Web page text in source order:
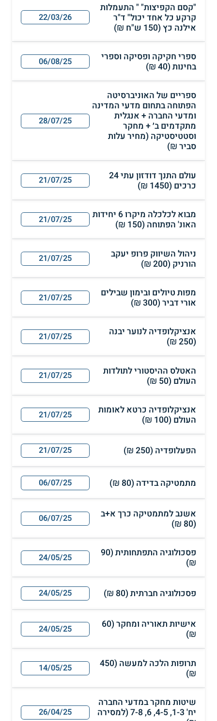
"קסם הקפיצות" " התעמלות
קרקע כל אחד יכול" ד"ר
אילנה כץ (150 ש"ח ₪)
22/03/26
ספרי חקיקה ופסיקה וספרי
בחינות (40 ₪)
06/08/25
ספריים של האוניברסיטה
הפתוחה בתחום מדעי המדינה
ומדעי החברה + אנגלית
מתקדמים ב׳ + מחקר
וסטטיסטיקה (מחיר עלות
סביר ₪)
28/07/25
עולם התנך דודזון עתי 24
כרכים (1450 ₪)
21/07/25
מבוא לכלכלה מיקרו 6 יחידות
האונ' הפתוחה (150 ₪)
21/07/25
ניהול השיווק פרופ יעקב
הורניק (200 ₪)
21/07/25
מפות טיולים ובימון שבילים
אורי דביר (300 ₪)
21/07/25
אנציקלופדיה לנוער יבנה
(250 ₪)
21/07/25
האטלס ההיסטורי לתולדות
העולם (50 ₪)
21/07/25
אנציקלופדיה כרטא לאומות
העולם (100 ₪)
21/07/25
הפעלופדיה (250 ₪) 21/07/25
מתמטיקה בדידה (80 ₪) 06/07/25
אשנב למתמטיקה כרך א+ב
(80 ₪)
06/07/25
פסכולוגיה התפתחותית (90
₪)
24/05/25
פסכולוגיה חברתית (80 ₪) 24/05/25
אישיות תאוריה ומחקר (60
₪)
24/05/25
תרופות הלכה למעשה (450
₪)
14/05/25
שיטות מחקר במדעי החברה
יח' 1-3, 4-5, 6, 7-8 (למסירה
26/04/25